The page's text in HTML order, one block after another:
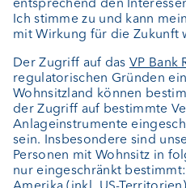
Investment Consulting
Über uns
Portrait
Jobs
News
Kundenfeedback
Kontakt